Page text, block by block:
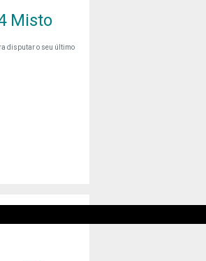
Misto
disputar o seu último